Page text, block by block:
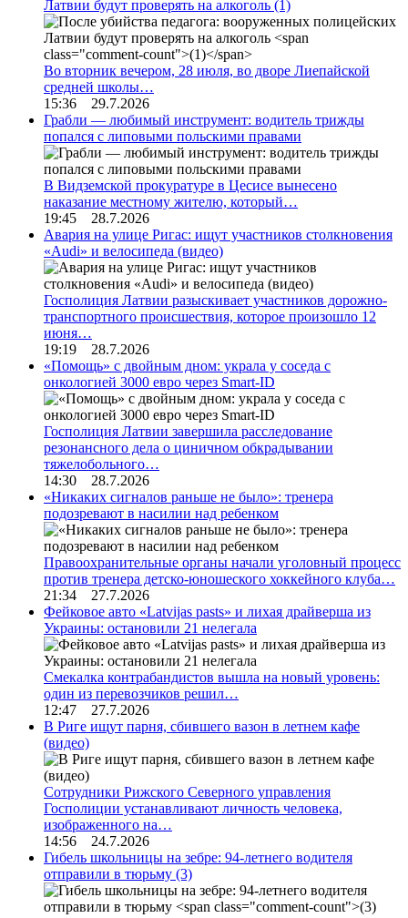
Латвии будут проверять на алкоголь (1)
Во вторник вечером, 28 июля, во дворе Лиепайской
средней школы…
15:36 29.7.2026
Грабли — любимый инструмент: водитель трижды
попался с липовыми польскими правами
В Видземской прокуратуре в Цесисе вынесено
наказание местному жителю, который…
19:45 28.7.2026
Авария на улице Ригас: ищут участников столкновения
«Audi» и велосипеда (видео)
Госполиция Латвии разыскивает участников дорожно-
транспортного происшествия, которое произошло 12
июня…
19:19 28.7.2026
«Помощь» с двойным дном: украла у соседа с
онкологией 3000 евро через Smart-ID
Госполиция Латвии завершила расследование
резонансного дела о циничном обкрадывании
тяжелобольного…
14:30 28.7.2026
«Никаких сигналов раньше не было»: тренера
подозревают в насилии над ребенком
Правоохранительные органы начали уголовный процесс
против тренера детско-юношеского хоккейного клуба…
21:34 27.7.2026
Фейковое авто «Latvijas pasts» и лихая драйверша из
Украины: остановили 21 нелегала
Смекалка контрабандистов вышла на новый уровень:
один из перевозчиков решил…
12:47 27.7.2026
В Риге ищут парня, сбившего вазон в летнем кафе
(видео)
Сотрудники Рижского Северного управления
Госполиции устанавливают личность человека,
изображенного на…
14:56 24.7.2026
Гибель школьницы на зебре: 94-летнего водителя
отправили в тюрьму (3)